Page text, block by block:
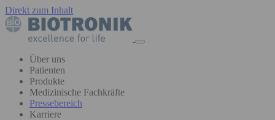
Direkt zum Inhalt
Über uns
Patienten
Produkte
Medizinische Fachkräfte
Pressebereich
Karriere